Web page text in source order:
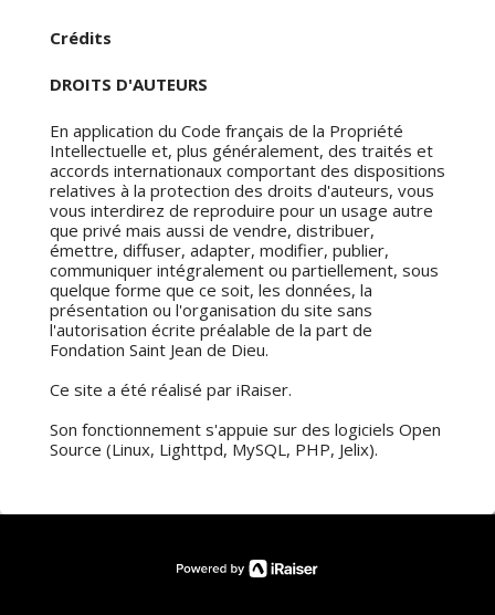
Crédits
DROITS D'AUTEURS
En application du Code français de la Propriété
Intellectuelle et, plus généralement, des traités et
accords internationaux comportant des dispositions
relatives à la protection des droits d'auteurs, vous
vous interdirez de reproduire pour un usage autre
que privé mais aussi de vendre, distribuer,
émettre, diffuser, adapter, modifier, publier,
communiquer intégralement ou partiellement, sous
quelque forme que ce soit, les données, la
présentation ou l'organisation du site sans
l'autorisation écrite préalable de la part de
Fondation Saint Jean de Dieu.
Ce site a été réalisé par iRaiser.
Son fonctionnement s'appuie sur des logiciels Open
Source (Linux, Lighttpd, MySQL, PHP, Jelix).